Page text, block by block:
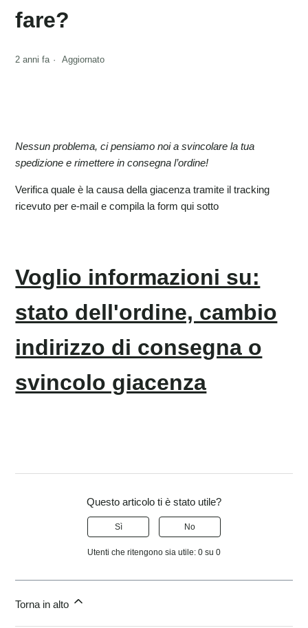
fare?
2 anni fa Aggiornato
Nessun problema, ci pensiamo noi a svincolare la tua
spedizione e rimettere in consegna l’ordine!
Verifica quale è la causa della giacenza tramite il tracking
ricevuto per e-mail e compila la form qui sotto
Voglio informazioni su:
stato dell'ordine, cambio
indirizzo di consegna o
svincolo giacenza
Questo articolo ti è stato utile?
Sì No
Utenti che ritengono sia utile: 0 su 0
Torna in alto